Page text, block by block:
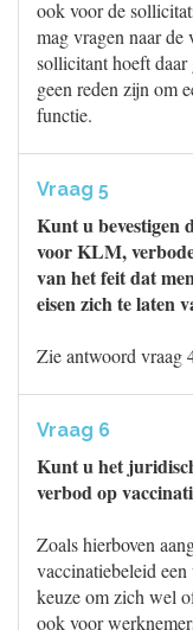
ook voor de
mag vragen naar de
sollicitant hoeft daar
geen reden zijn om
functie.
Vraag 5
Kunt u bevestigen
voor KLM,
van het feit dat
eisen zich te laten
Zie antwoord vraag
Vraag 6
Kunt u het
verbod op
Zoals hierboven
vaccinatiebeleid
keuze om zich wel
ook voor